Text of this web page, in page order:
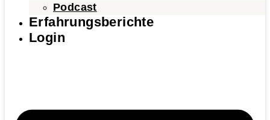
Podcast
Erfahrungsberichte
Login